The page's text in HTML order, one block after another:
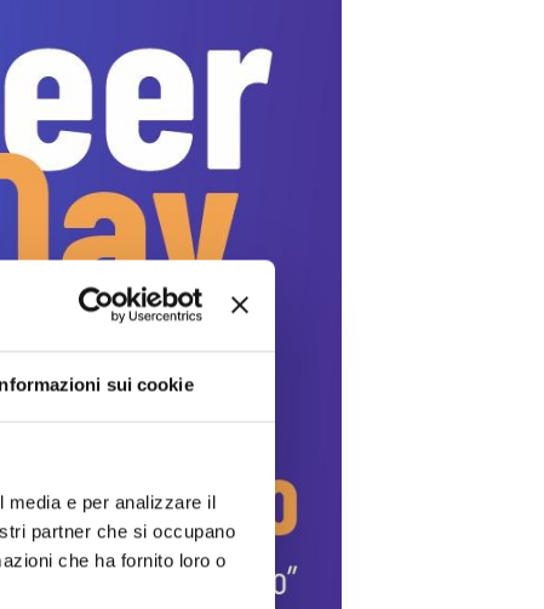
sui cookie
media e per analizzare il
partner che si occupano
che ha fornito loro o